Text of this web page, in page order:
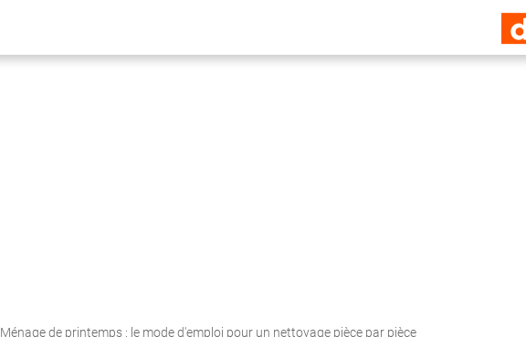
Ménage de printemps : le mode d'emploi pour un nettoyage pièce par pièce